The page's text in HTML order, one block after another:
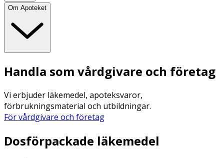
Om Apoteket
Handla som vårdgivare och företag
Vi erbjuder läkemedel, apoteksvaror,
förbrukningsmaterial och utbildningar.
För vårdgivare och företag
Dosförpackade läkemedel